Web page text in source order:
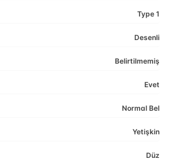
Type 1
Desenli
Belirtilmemiş
Evet
Normal Bel
Yetişkin
Düz